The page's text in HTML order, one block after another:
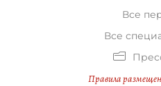
Все
Все
Правила